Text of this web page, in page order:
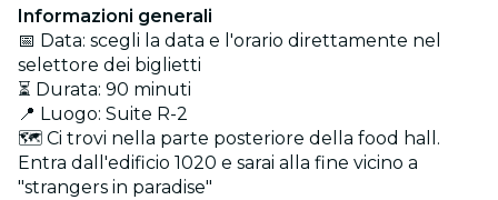
Informazioni generali
📅 Data: scegli la data e l'orario direttamente nel
selettore dei biglietti
⏳ Durata: 90 minuti
📍 Luogo: Suite R-2
🗺️ Ci trovi nella parte posteriore della food hall.
Entra dall'edificio 1020 e sarai alla fine vicino a
"strangers in paradise"